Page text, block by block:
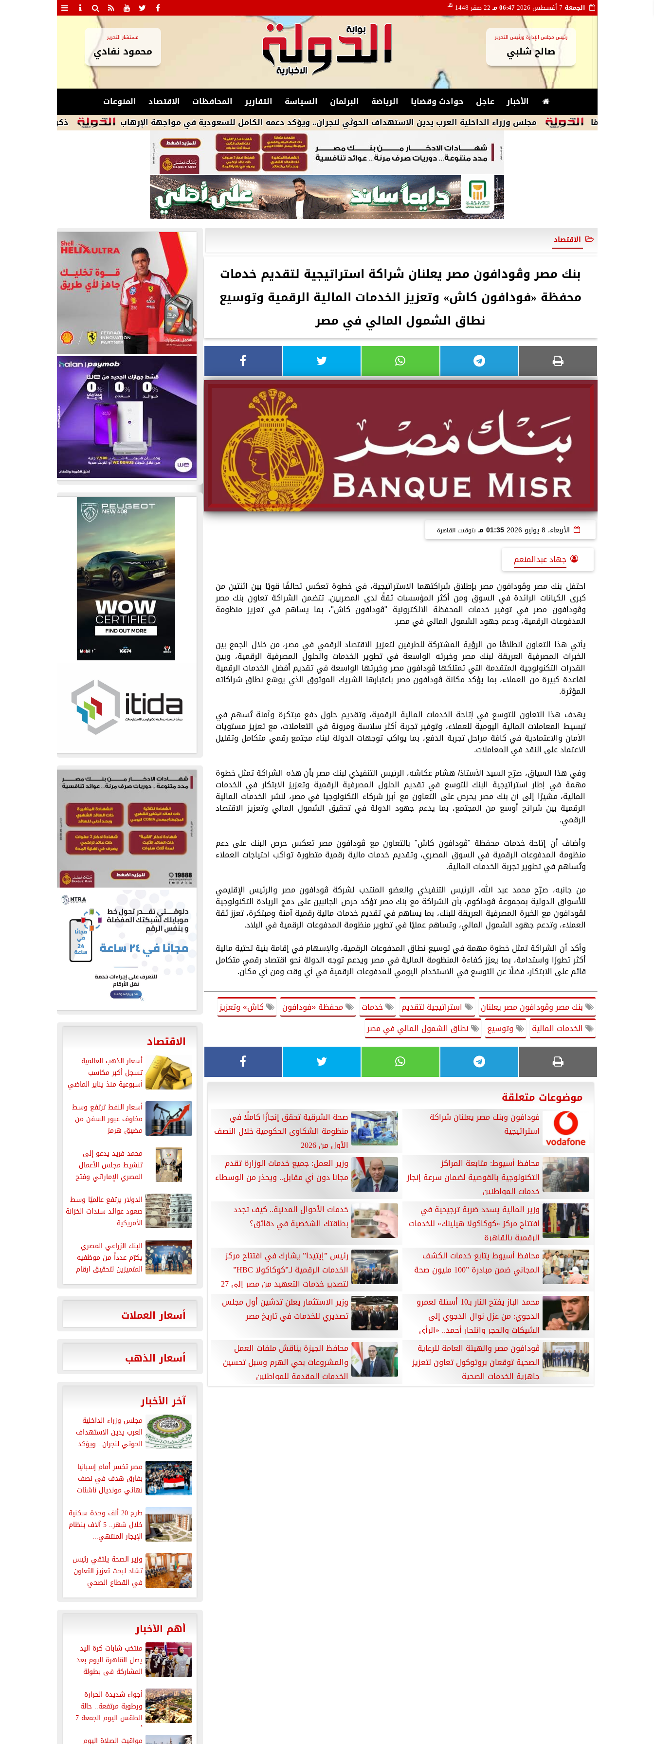
الجمعة 06:47 مـ 22 صفر 1448 هـ
رئيس مجلس الإدارة ورئيس التحرير
صالح شلبي
مستشار التحرير
محمود نفادي
الأخبار عاجل حوادث وقضايا الرياضة البرلمان السياسة التقارير المحافظات الاقتصاد
المنوعات
ذكرى تاريخية.. منتخب مصر يهزم النرويج 5-4 بتألق
مجلس وزراء الداخلية العرب يدين الاستهداف الحوثي لنجران.. ويؤكد دعمه الكامل للسعودية في مواجهة الإرهاب
الاقتصاد
بنك مصر وڤودافون مصر يعلنان شراكة استراتيجية لتقديم خدمات
محفظة «فودافون كاش» وتعزيز الخدمات المالية الرقمية وتوسيع
نطاق الشمول المالي في مصر
الأربعاء، 8 يوليو 2026 01:35 مـ بتوقيت القاهرة
جهاد عبدالمنعم
احتفل بنك مصر وڤودافون مصر بإطلاق شراكتهما الاستراتيجية، في خطوة تعكس تحالفًا قويًا بين اثنتين من
كبرى الكيانات الرائدة في السوق ومن أكثر المؤسسات ثقةً لدى المصريين. تتضمن الشراكة تعاون بنك مصر
وڤودافون مصر في توفير خدمات المحفظة الالكترونية "ڤودافون كاش"، بما يساهم في تعزيز منظومة
المدفوعات الرقمية، ودعم جهود الشمول المالي في مصر.
يأتي هذا التعاون انطلاقًا من الرؤية المشتركة للطرفين لتعزيز الاقتصاد الرقمي في مصر، من خلال الجمع بين
الخبرات المصرفية العريقة لبنك مصر وخبرته الواسعة في تطوير الخدمات والحلول المصرفية الرقمية، وبين
القدرات التكنولوجية المتقدمة التي تمتلكها ڤودافون مصر وخبرتها الواسعة في تقديم أفضل الخدمات الرقمية
لقاعدة كبيرة من العملاء، بما يؤكد مكانة ڤودافون مصر باعتبارها الشريك الموثوق الذي يوسّع نطاق شراكاته
المؤثرة.
يهدف هذا التعاون للتوسع في إتاحة الخدمات المالية الرقمية، وتقديم حلول دفع مبتكرة وآمنة تُسهم في
تبسيط المعاملات المالية اليومية للعملاء، وتوفير تجربة أكثر سلاسة ومرونة في التعاملات، مع تعزيز مستويات
الأمان والاعتمادية في كافة مراحل تجربة الدفع، بما يواكب توجهات الدولة لبناء مجتمع رقمي متكامل وتقليل
الاعتماد على النقد في المعاملات.
وفي هذا السياق، صرّح السيد الأستاذ/ هشام عكاشه، الرئيس التنفيذي لبنك مصر بأن هذه الشراكة تمثل خطوة
مهمة في إطار استراتيجية البنك للتوسع في تقديم الحلول المصرفية الرقمية وتعزيز الابتكار في الخدمات
المالية، مشيرًا إلى أن بنك مصر يحرص على التعاون مع أبرز شركاء التكنولوجيا في مصر، لنشر الخدمات المالية
الرقمية بين شرائح أوسع من المجتمع، بما يدعم جهود الدولة في تحقيق الشمول المالي وتعزيز الاقتصاد
الرقمي.
وأضاف أن إتاحة خدمات محفظة "ڤودافون كاش" بالتعاون مع ڤودافون مصر تعكس حرص البنك على دعم
منظومة المدفوعات الرقمية في السوق المصري، وتقديم خدمات مالية رقمية متطورة تواكب احتياجات العملاء
وتُساهم في تطوير تجربة الخدمات المالية.
من جانبه، صرّح محمد عبد الله، الرئيس التنفيذي والعضو المنتدب لشركة ڤودافون مصر والرئيس الإقليمي
للأسواق الدولية بمجموعة ڤوداكوم، بأن الشراكة مع بنك مصر تؤكد حرص الجانبين على دمج الريادة التكنولوجية
لڤودافون مع الخبرة المصرفية العريقة للبنك، بما يساهم في تقديم خدمات مالية رقمية آمنة ومبتكرة، تعزز ثقة
العملاء، وتدعم جهود الشمول المالي، وتساهم عمليًا في تطوير منظومة المدفوعات الرقمية في البلاد.
وأكد أن الشراكة تمثل خطوة مهمة في توسيع نطاق المدفوعات الرقمية، والإسهام في إقامة بنية تحتية مالية
أكثر تطورًا واستدامة، بما يعزز كفاءة المنظومة المالية في مصر ويدعم توجه الدولة نحو اقتصاد رقمي متكامل
قائم على الابتكار، فضلًا عن التوسع في الاستخدام اليومي للمدفوعات الرقمية في أي وقت ومن أي مكان.
بنك مصر وڤودافون مصر يعلنان استراتيجية لتقديم خدمات محفظة «فودافون
كاش» وتعزيز
الخدمات المالية
وتوسيع نطاق الشمول المالي في مصر
موضوعات متعلقة
فودافون وبنك مصر يعلنان شراكة
استراتيجية
صحة الشرقية تحقق إنجازًا كاملًا في
منظومة الشكاوى الحكومية خلال النصف
الأول من 2026
محافظ أسيوط: متابعة المراكز
التكنولوجية بالقوصية لضمان سرعة إنجاز
خدمات المواطنين
وزير العمل: جميع خدمات الوزارة تقدم
مجانا دون أي مقابل.. ويحذر من الوسطاء
وزير المالية يسدد ضربة ترجيحية في
افتتاح مركز «كوكاكولا هيلينك» للخدمات
الرقمية بالقاهرة
خدمات الأحوال المدنية.. كيف تجدد
بطاقتك الشخصية في دقائق؟
محافظ أسيوط يتابع خدمات الكشف
المجاني ضمن مبادرة ”100 مليون صحة
رئيس ”إيتيدا” يشارك في افتتاح مركز
الخدمات الرقمية لـ”كوكاكولا HBC”
لتصدير خدمات التعهيد من مصر إلى 27
دولة
محمد الباز يفتح النار بـ10 أسئلة لعمرو
الدجوي: من عزل نوال الدجوي إلى
الشيكات والحجر وانتحار أحمد.. «الرأي
العام يستحق إجابات»
وزير الاستثمار يعلن تدشين أول مجلس
تصديري للخدمات في تاريخ مصر
ڤودافون مصر والهيئة العامة للرعاية
الصحية توقعان بروتوكول تعاون لتعزيز
جاهزية الخدمات الصحية
محافظ الجيزة يناقش ملفات العمل
والمشروعات بحي الهرم وسبل تحسين
الخدمات المقدمة للمواطنين
الاقتصاد
أسعار الذهب العالمية
تسجل أكبر مكاسب
أسبوعية منذ يناير الماضي
أسعار النفط ترتفع وسط
مخاوف عبور السفن من
مضيق هرمز
محمد فريد يدعو إلى
تنشيط مجلس الأعمال
المصري الإماراتي وفتح
الدولار يرتفع عالميًا وسط
صعود عوائد سندات الخزانة
الأمريكية
البنك الزراعي المصري
يكرّم عدداً من موظفيه
المتميزين لتحقيق ارقام
استثنائية في...
أسعار العملات
أسعار الذهب
آخر الأخبار
مجلس وزراء الداخلية
العرب يدين الاستهداف
الحوثي لنجران.. ويؤكد
مصر تخسر أمام إسبانيا
بفارق هدف في نصف
نهائي مونديال ناشئات
طرح 20 ألف وحدة سكنية
خلال شهر.. 5 آلاف بنظام
الإيجار المنتهي...
وزير الصحة يلتقي رئيس
تشاد لبحث تعزيز التعاون
في القطاع الصحي
أهم الأخبار
منتخب شابات كرة اليد
يصل القاهرة اليوم بعد
المشاركة فى بطولة
أجواء شديدة الحرارة
ورطوبة مرتفعة.. حالة
الطقس اليوم الجمعة 7
أغسطس 2026
مواقيت الصلاة اليوم